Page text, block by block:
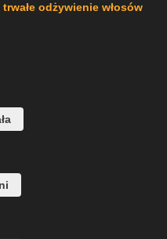
odżywienie włosów